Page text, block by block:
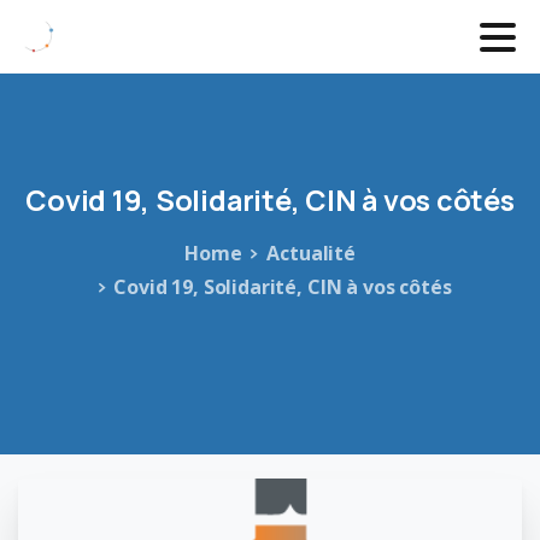
Covid 19, Solidarité, CIN àvos côtés
Home
Actualité
Covid 19, Solidarité, CIN à vos côtés